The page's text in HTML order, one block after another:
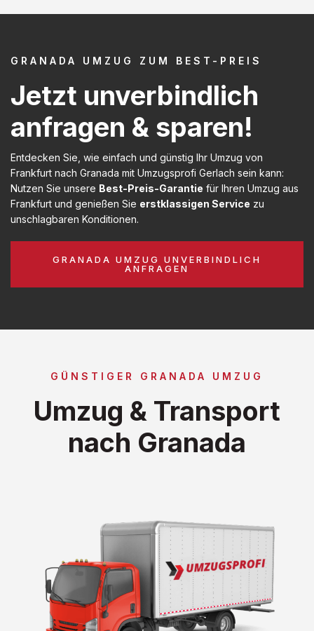
GRANADA UMZUG ZUM BEST-PREIS
Jetzt unverbindlich
anfragen & sparen!
Entdecken Sie, wie einfach und günstig Ihr Umzug von
Frankfurt nach Granada mit Umzugsprofi Gerlach sein kann:
Nutzen Sie unsere Best-Preis-Garantie für Ihren Umzug aus
Frankfurt und genießen Sie erstklassigen Service zu
unschlagbaren Konditionen.
GRANADA UMZUG UNVERBINDLICH
ANFRAGEN
GÜNSTIGER GRANADA UMZUG
Umzug & Transport
nach Granada